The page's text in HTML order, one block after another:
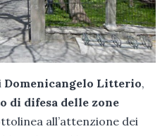
Domenicangelo Litterio,
di difesa delle zone
all’attenzione dei